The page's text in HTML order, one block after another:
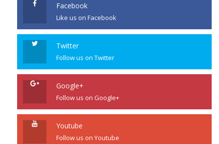
Facebook
Like us on Facebook
Twitter
Follow us on Twitter
Google+
Follow us on Google+
Youtube
Follow us on Youtube